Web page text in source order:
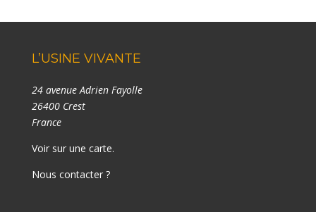
L’USINE VIVANTE
24 avenue Adrien Fayolle
26400 Crest
France
Voir sur une carte.
Nous contacter ?